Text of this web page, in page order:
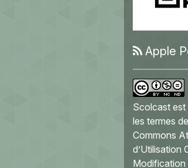
Apple
Scolcast est
les termes
Commons
d’Utilisation
Modification